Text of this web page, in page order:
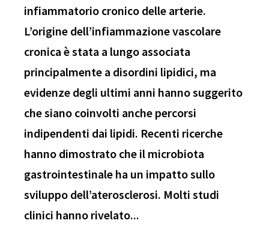
infiammatorio cronico delle arterie.
L’origine dell’infiammazione vascolare
cronica è stata a lungo associata
principalmente a disordini lipidici, ma
evidenze degli ultimi anni hanno suggerito
che siano coinvolti anche percorsi
indipendenti dai lipidi. Recenti ricerche
hanno dimostrato che il microbiota
gastrointestinale ha un impatto sullo
sviluppo dell’aterosclerosi. Molti studi
clinici hanno rivelato...